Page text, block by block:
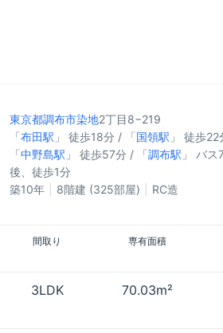
東京都調布市染地2丁目8−219
「布田駅 」 徒歩18分 / 「国領駅 」 徒歩
「中野島駅 」 徒歩57分 / 「調布駅 」 バス
後、徒歩1分
築10年
8階建 (325部屋) RC造
間取り
専有面積
3LDK
70.03m²